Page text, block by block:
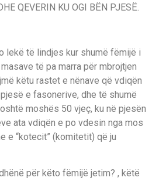
QEVERIN KU OGI BËN PJESË.
lekë të lindjes kur shumë fëmijë i
të pa marra për mbrojtjen
këtu rastet e nënave që vdiqën
e fasonerive, dhe të shumë
moshës 50 vjeç, ku në pjesën
ata vdiqën e po vdesin nga mos
e “kotecit” (komitetit) që ju
për këto fëmijë jetim? , këtë